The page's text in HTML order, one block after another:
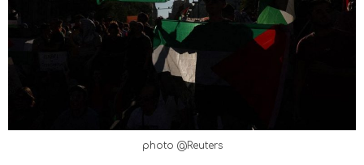
photo @Reuters